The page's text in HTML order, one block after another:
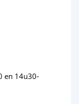
en 14u30-